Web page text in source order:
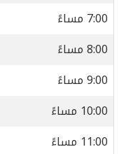
7:00 مساءً
8:00 مساءً
9:00 مساءً
10:00 مساءً
11:00 مساءً